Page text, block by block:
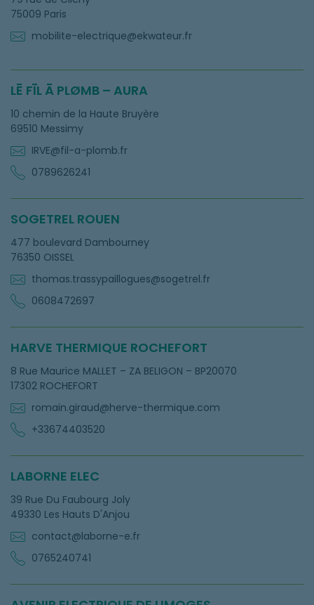
75009 Paris
mobilite-electrique@ekwateur.fr
LĒ FĪL Ā PLØMB – AURA
10 chemin de la Haute Bruyère
69510 Messimy
IRVE@fil-a-plomb.fr
0789626241
SOGETREL ROUEN
477 boulevard Dambourney
76350 OISSEL
thomas.trassypaillogues@sogetrel.fr
0608472697
HARVE THERMIQUE ROCHEFORT
8 Rue Maurice MALLET – ZA BELIGON – BP20070
17302 ROCHEFORT
romain.giraud@herve-thermique.com
+33674403520
LABORNE ELEC
39 Rue Du Faubourg Joly
49330 Les Hauts D'Anjou
contact@laborne-e.fr
0765240741